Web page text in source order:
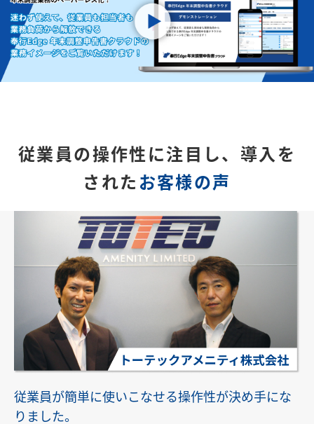
従業員の操作性に注目し、導入を
された お客様の声
従業員が簡単に使いこなせる操作性が決め手にな
りました。